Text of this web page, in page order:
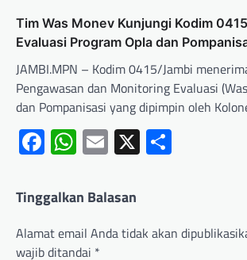
Tim Was Monev Kunjungi Kodim
Evaluasi Program Opla dan
JAMBI.MPN – Kodim 0415/Jambi
Pengawasan dan Monitoring Evaluasi
dan Pompanisasi yang dipimpin oleh
Facebook
WhatsApp
Email
X
Tinggalkan Balasan
Alamat email Anda tidak akan
wajib ditandai *